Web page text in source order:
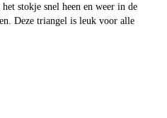
stokje snel heen en weer in de
Deze triangel is leuk voor alle